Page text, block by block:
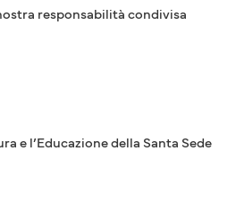
responsabilità condivisa
e l’Educazione della Santa Sede